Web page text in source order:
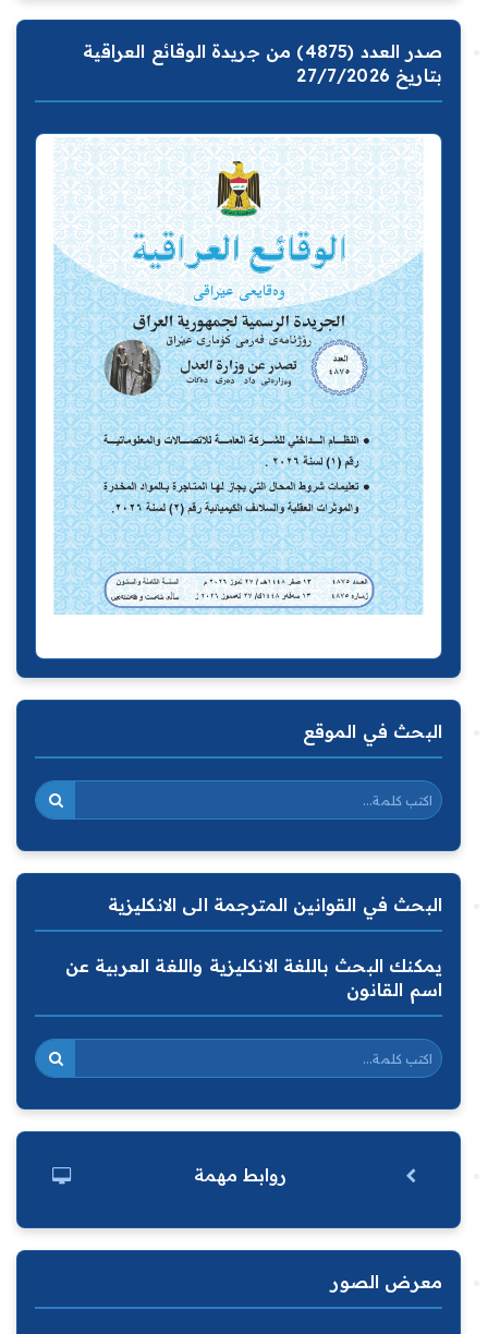
صدر العدد (4875) من جريدة الوقائع العراقية
بتاريخ 27/7/2026
البحث في الموقع
البحث في القوانين المترجمة الى الانكليزية
يمكنك البحث باللغة الانكليزية واللغة العربية عن
اسم القانون
روابط مهمة
معرض الصور